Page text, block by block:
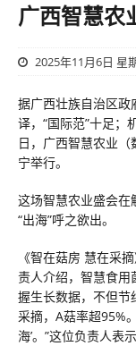
广西智慧农
2025年11月6日 星
据广西壮族自治区政
译，“国际范”十足；
日，广西智慧农业
宁举行。
这场智慧农业盛会在
“出海”呼之欲出。
《智在菇房 慧在采
责人介绍，智慧食用
握生长数据，不但节
采摘，A菇率超95%
海’。”这位负责人表